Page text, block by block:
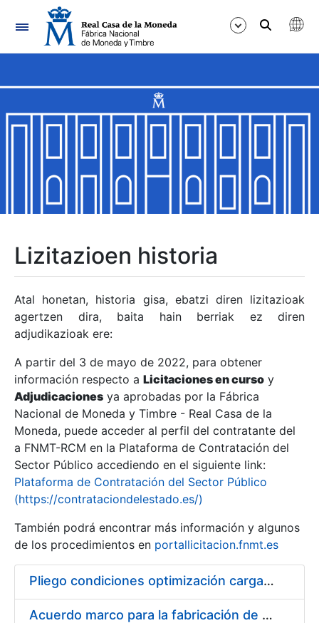
Nabigazioa
Erakutsi/Ezkutatu
Erakutsi/Ezkutatu
Erakutsi/Ezkutatu
Erakutsi/Ezkutatu
Erakutsi/Ezkutatu
Erakutsi/Ezkutatu
Erakutsi/Ezkutatu
Erakutsi/Ezkutatu
Lizitazioen historia
Atal honetan, historia gisa, ebatzi diren lizitazioak
agertzen dira, baita hain berriak ez diren
adjudikazioak ere:
A partir del 3 de mayo de 2022, para obtener
información respecto a Licitaciones en curso y
Adjudicaciones ya aprobadas por la Fábrica
Nacional de Moneda y Timbre - Real Casa de la
Moneda, puede acceder al perfil del contratante del
a FNMT-RCM en la Plataforma de Contratación del
Sector Público accediendo en el siguiente link:
Plataforma de Contratación del Sector Público
(https://contrataciondelestado.es/)
También podrá encontrar más información y algunos
de los procedimientos en portallicitacion.fnmt.es
Pliego condiciones optimización cargas compras firmado
Acuerdo marco para la fabricación de piezas